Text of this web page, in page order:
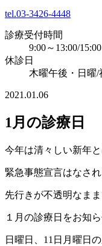
tel.03-3426-4448
診療受付時間
9:00～13:00/
休診日
木曜午後・日曜/
2021.01.06
1月の診療日
今年は清々しい新年
緊急事態宣言はなさ
先行きが不透明なま
１月の診療日をお知ら
日曜日、11日月曜日